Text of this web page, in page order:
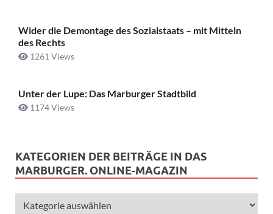
Wider die Demontage des Sozialstaats – mit Mitteln
des Rechts
1261 Views
Unter der Lupe: Das Marburger Stadtbild
1174 Views
KATEGORIEN DER BEITRÄGE IN DAS
MARBURGER. ONLINE-MAGAZIN